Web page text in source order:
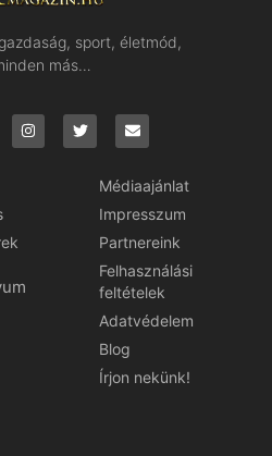
sport, életmód,
más…
Médiaajánlat
Impresszum
Partnereink
Felhasználási
feltételek
Adatvédelem
Blog
Írjon nekünk!